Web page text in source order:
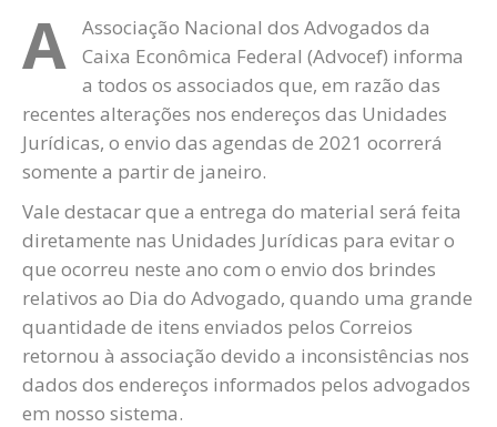
A
Associação Nacional dos Advogados da
Caixa Econômica Federal (Advocef) informa
a todos os associados que, em razão das
recentes alterações nos endereços das Unidades
Jurídicas, o envio das agendas de 2021 ocorrerá
somente a partir de janeiro.
Vale destacar que a entrega do material será feita
diretamente nas Unidades Jurídicas para evitar o
que ocorreu neste ano com o envio dos brindes
relativos ao Dia do Advogado, quando uma grande
quantidade de itens enviados pelos Correios
retornou à associação devido a inconsistências nos
dados dos endereços informados pelos advogados
em nosso sistema.